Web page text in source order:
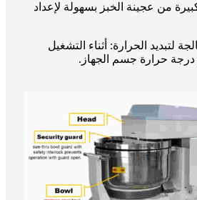
من عجينة الخبز بسهولة لإعداد
لتبديد الحرارة: أثناء التشغيل
درجة حرارة جسم الجهاز.